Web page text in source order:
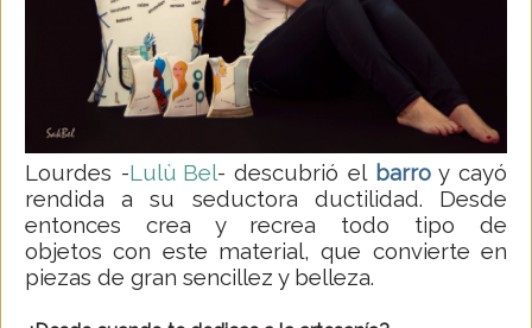
Lourdes -Lulù Bel- descubrió el barroy cayó
rendida a su seductora ductilidad. Desde
entonces crea y recrea todo tipo de
objetos con este material, que convierte en
piezas de gran sencillez y belleza.